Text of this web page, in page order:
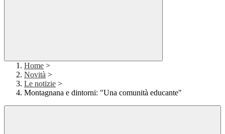
Home >
Novità >
Le notizie >
Montagnana e dintorni: "Una comunità educante"